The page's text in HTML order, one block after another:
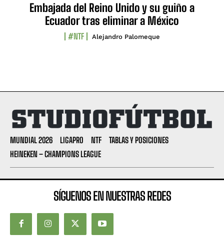
Embajada del Reino Unido y su guiño a
Ecuador tras eliminar a México
#NTF Alejandro Palomeque
MUNDIAL 2026 LIGAPRO NTF
TABLAS Y POSICIONES
HEINEKEN – CHAMPIONS LEAGUE
SÍGUENOS EN NUESTRAS REDES